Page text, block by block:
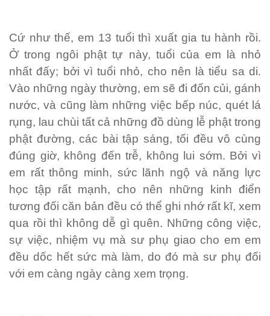
Cứ như thế, em 13 tuổi thì xuất gia tu hành rồi.
Ở trong ngôi phật tự này, tuổi của em là nhỏ
nhất đấy; bởi vì tuổi nhỏ, cho nên là tiểu sa di.
Vào những ngày thường, em sẽ đi đốn củi, gánh
nước, và cũng làm những việc bếp núc, quét lá
rụng, lau chùi tất cả những đồ dùng lễ phật trong
phật đường, các bài tập sáng, tối đều vô cùng
đúng giờ, không đến trễ, không lui sớm. Bởi vì
em rất thông minh, sức lãnh ngộ và năng lực
học tập rất mạnh, cho nên những kinh điển
tương đối căn bản đều có thể ghi nhớ rất kĩ, xem
qua rồi thì không dễ gì quên. Những công việc,
sự việc, nhiệm vụ mà sư phụ giao cho em em
đều dốc hết sức mà làm, do đó mà sư phụ đối
với em càng ngày càng xem trọng.